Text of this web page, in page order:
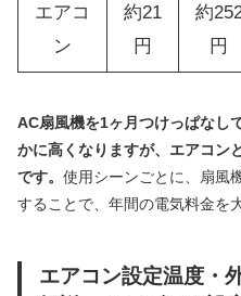
エアコ
ン
約21
円
約
円
AC扇風機を1ヶ月つけっぱなし
かに高くなりますが、エアコン
です。 使用シーンごとに、扇風
することで、年間の電気料金を
エアコン設定温度・